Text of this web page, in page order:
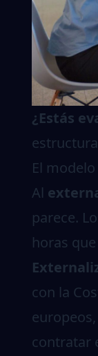
¿Estás
El
Al
parece.
horas
con la
contratar